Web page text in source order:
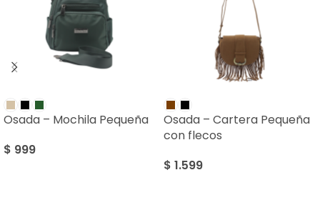
Osada – Mochila Pequeña
$ 999
Osada – Cartera Pequeña
con flecos
$ 1.599